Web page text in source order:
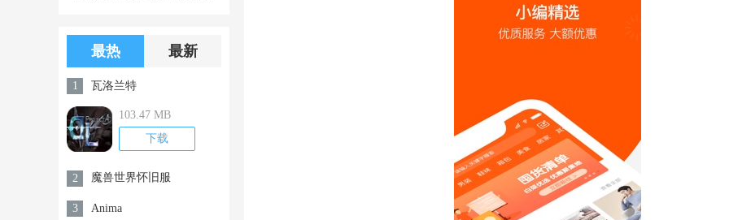
限钻石
最热 最新
1 瓦洛兰特
103.47 MB
下载
2 魔兽世界怀旧服
3 Anima